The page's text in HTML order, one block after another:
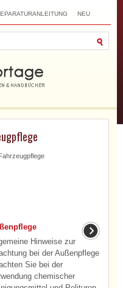
NEU
Hinweise zur
bei der Außenpflege
Sie bei der
chemischer